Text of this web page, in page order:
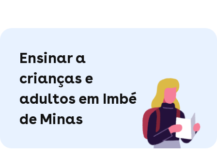
Ensinar a
crianças e
adultos em Imbé
de Minas